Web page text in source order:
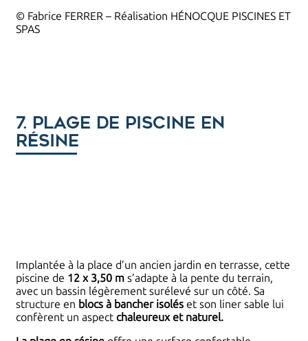
© Fabrice FERRER – Réalisation HÉNOCQUE PISCINES ET
SPAS
7. Plage de piscine en
résine
Implantée à la place d’un ancien jardin en terrasse, cette
piscine de 12 x 3,50 m s’adapte à la pente du terrain,
avec un bassin légèrement surélevé sur un côté. Sa
structure en blocs à bancher isolés et son liner sable lui
confèrent un aspect chaleureux et naturel.